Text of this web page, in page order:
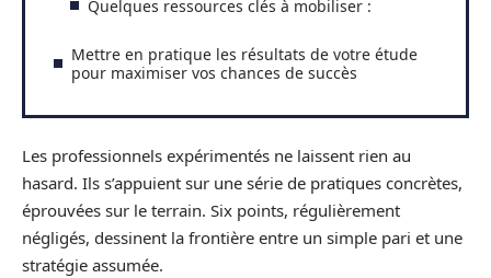
Quelques ressources clés à mobiliser :
Mettre en pratique les résultats de votre étude
pour maximiser vos chances de succès
Les professionnels expérimentés ne laissent rien au
hasard. Ils s’appuient sur une série de pratiques concrètes,
éprouvées sur le terrain. Six points, régulièrement
négligés, dessinent la frontière entre un simple pari et une
stratégie assumée.